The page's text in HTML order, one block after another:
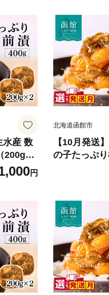
のお供
北海道
09
いか 昆布 解
おつまみ 酒
函館市 送料
水産 数
200g×2
ジナル
んだん
飯のお
凍 北
061-1
円
北海道函館市
【10月発送
の子たっぷ
パック）選
秘伝のタレ
めいか 昆布
供 おつまみ
海道 函館市
0